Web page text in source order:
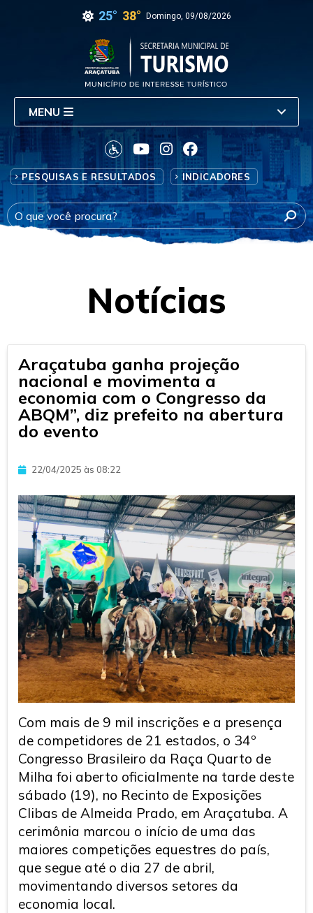
25° 38° Domingo, 09/08/2026
MENU
PESQUISAS E RESULTADOS INDICADORES
Notícias
Araçatuba ganha projeção
nacional e movimenta a
economia com o Congresso da
ABQM”, diz prefeito na abertura
do evento
22/04/2025 às 08:22
Com mais de 9 mil inscrições e a presença
de competidores de 21 estados, o 34º
Congresso Brasileiro da Raça Quarto de
Milha foi aberto oficialmente na tarde deste
sábado (19), no Recinto de Exposições
Clibas de Almeida Prado, em Araçatuba. A
cerimônia marcou o início de uma das
maiores competições equestres do país,
que segue até o dia 27 de abril,
movimentando diversos setores da
economia local.